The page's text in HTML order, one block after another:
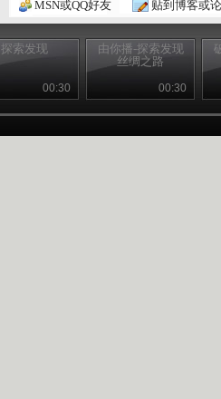
MSN或QQ好友 贴到博客或
探索发现
00:30
由你播-探索发现
丝绸之路
00:30